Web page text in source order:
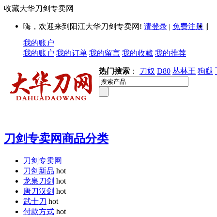
收藏大华刀剑专卖网
嗨，欢迎来到阳江大华刀剑专卖网! 请登录 | 免费注册 ||
我的账户
我的账户 我的订单 我的留言 我的收藏 我的推荐
热门搜索 ： 刀奴 D80 丛林王 狗腿
刀剑专卖网商品分类
刀剑专卖网
刀剑新品 hot
龙泉刀剑 hot
唐刀汉剑 hot
武士刀 hot
付款方式 hot